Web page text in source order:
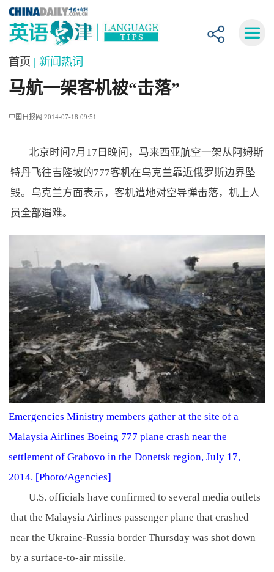
首页 | 新闻热词
马航一架客机被“击落”
中国日报网 2014-07-18 09:51
北京时间7月17日晚间，马来西亚航空一架从阿姆斯
特丹飞往吉隆坡的777客机在乌克兰靠近俄罗斯边界坠
毁。乌克兰方面表示，客机遭地对空导弹击落，机上人
员全部遇难。
Emergencies Ministry members gather at the site of a
Malaysia Airlines Boeing 777 plane crash near the
settlement of Grabovo in the Donetsk region, July 17,
2014. [Photo/Agencies]
U.S. officials have confirmed to several media outlets
that the Malaysia Airlines passenger plane that crashed
near the Ukraine-Russia border Thursday was shot down
by a surface-to-air missile.